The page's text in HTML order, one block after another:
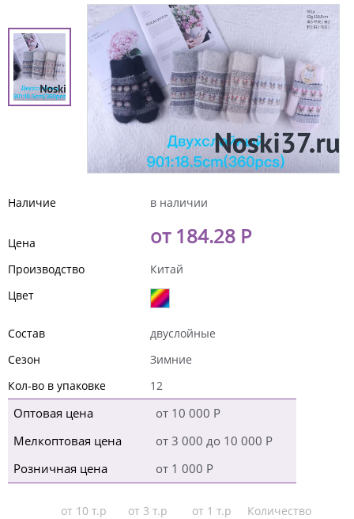
Наличие в наличии
Цена от 184.28 Р
Производство
Китай
Цвет
Состав
двуслойные
Сезон
Зимние
Кол-во в упаковке
12
Оптовая цена
от 10 000 Р
Мелкоптовая цена
от 3 000 до 10 000 Р
Розничная цена
от 1 000 Р
от 10 т.р от 3 т.р от 1 т.р Количество